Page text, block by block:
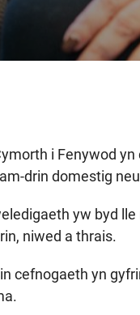
i Fenywod
drin domestig
yw byd
niwed a thrais.
cefnogaeth yn